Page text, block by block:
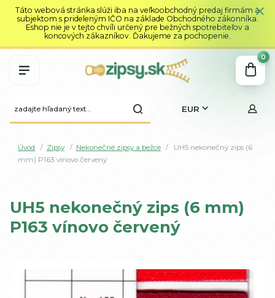
Táto webová stránka slúži iba na veľkoobchodný predaj firmám a
subjektom s prideleným IČO na základe Obchodného zákonníka.
Eshop nie je v tejto chvíli určený pre bežných spotrebiteľov a
koncových zákazníkov. Ďakujeme za pochopenie.
EUR
0
Úvod Zipsy Nekonečné zipsy a bežce
UH5 nekonečný zips (6
mm) P163 vínovo červený
UH5 nekonečný zips (6 mm)
P163 vínovo červený